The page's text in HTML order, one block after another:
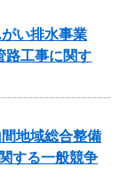
い排水事業
工事に関す
地域総合整備
する一般競争